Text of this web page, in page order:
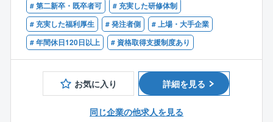
特に実績のある分譲マンションの施工では、購入さ
れた方の個別の要望の一つ一つに、図面の変更から材
料の提案など臨機応変に対応しています。
国土交通省や農林水産省、自治体など、各エリアの官
公庁が進めるプロジェクトに発注者側の立場で発注者
支援業務に参加頂きます。
◆工事の施工状況の監督補助業務、積算技術業務
◆各関係機関との協議・調整に必要な資料作成業務
◆調査・設計・予算要求・事業計画等の資料作成
もとに業務をお任せしていきます。
■1級または2級土木施工管理技士
■普通自動車運転免許
【歓迎】
■国、県等の大規模工事の元請経験
# 第二新卒・既卒者可
# 充実した研修体制
# 充実した福利厚生
# 発注者側
# 上場・大手企業
# 年間休日120日以上
# 資格取得支援制度あり
お気に入り 詳細を見る
同じ企業の他求人を見る